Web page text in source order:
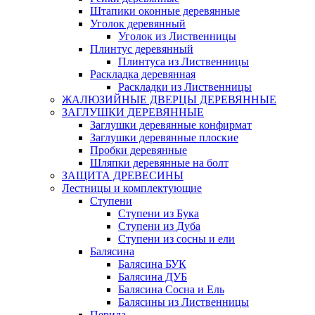
Штапики оконные деревянные
Уголок деревянный
Уголок из Лиственницы
Плинтус деревянный
Плинтуса из Лиственницы
Раскладка деревянная
Раскладки из Лиственницы
ЖАЛЮЗИЙНЫЕ ДВЕРЦЫ ДЕРЕВЯННЫЕ
ЗАГЛУШКИ ДЕРЕВЯННЫЕ
Заглушки деревянные конфирмат
Заглушки деревянные плоские
Пробки деревянные
Шляпки деревянные на болт
ЗАЩИТА ДРЕВЕСИНЫ
Лестницы и комплектующие
Ступени
Ступени из Бука
Ступени из Дуба
Ступени из сосны и ели
Балясина
Балясина БУК
Балясина ДУБ
Балясина Сосна и Ель
Балясины из Лиственницы